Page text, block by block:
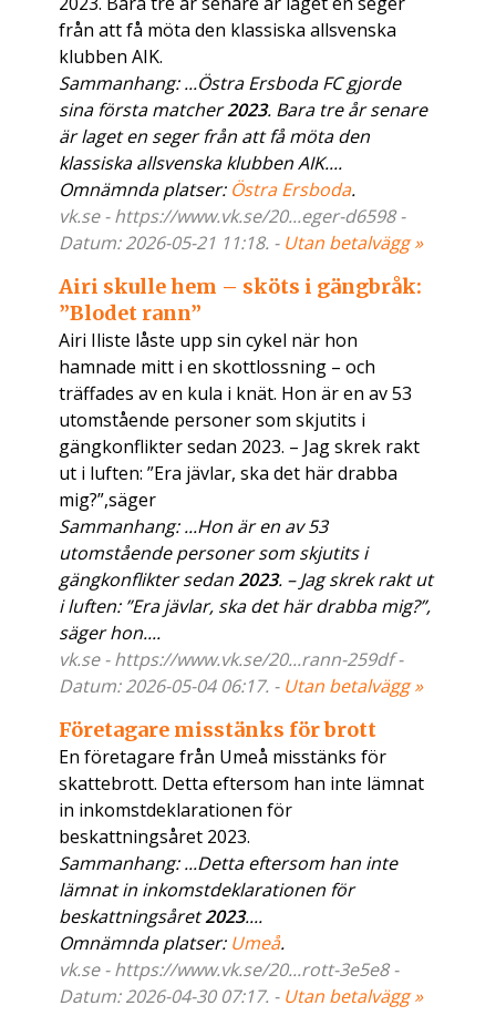
från att få möta den klassiska allsvenska
klubben AIK.
Sammanhang: ...Östra Ersboda FC gjorde
sina första matcher2023. Bara tre år senare
är laget en seger från att få möta den
klassiska allsvenska klubben AIK....
Omnämnda platser: Östra Ersboda.
vk.se - https://www.vk.se/20...eger-d6598 -
Datum: 2026-05-21 11:18. - Utan betalvägg »
Airi skulle hem – sköts i gängbråk:
”Blodet rann”
Airi Iliste låste upp sin cykel när hon
hamnade mitt i en skottlossning – och
träffades av en kula i knät. Hon är en av 53
utomstående personer som skjutits i
gängkonflikter sedan 2023. – Jag skrek rakt
ut i luften: ”Era jävlar, ska det här drabba
mig?”,säger
Sammanhang: ...Hon är en av 53
utomstående personer som skjutits i
gängkonflikter sedan2023. – Jag skrek rakt ut
i luften: ”Era jävlar, ska det här drabba mig?”,
säger hon....
vk.se - https://www.vk.se/20...rann-259df -
Datum: 2026-05-04 06:17. - Utan betalvägg »
Företagare misstänks för brott
En företagare från Umeå misstänks för
skattebrott. Detta eftersom han inte lämnat
in inkomstdeklarationen för
beskattningsåret 2023.
Sammanhang: ...Detta eftersom han inte
lämnat in inkomstdeklarationen för
beskattningsåret2023....
Omnämnda platser: Umeå.
vk.se - https://www.vk.se/20...rott-3e5e8 -
Datum: 2026-04-30 07:17. - Utan betalvägg »